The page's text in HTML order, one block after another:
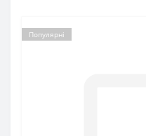
Популярні